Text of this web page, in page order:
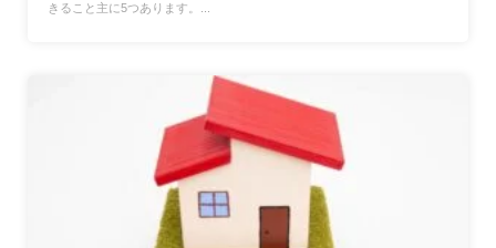
きること主に5つあります。...